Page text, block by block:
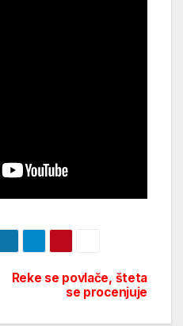
Reke se povlače, šteta
se procenjuje